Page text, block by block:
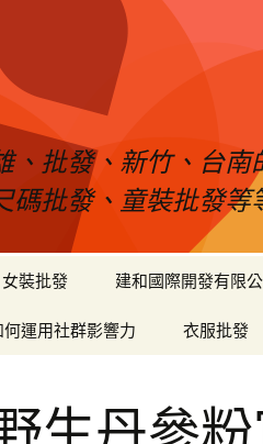
批發、新竹、台
批發、童裝批發
女裝批發 建和國際開發有限
運用社群影響力 衣服批發